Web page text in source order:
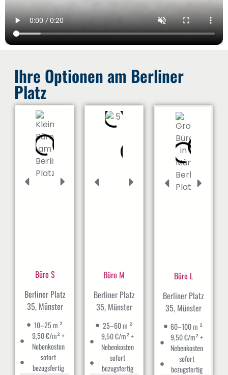
Ihre Optionen am Berliner
Platz
Büro S
Berliner Platz
35, Münster
10–25 m ²
9,50 €/m² +
Nebenkosten
sofort
bezugsfertig
Büro M
Berliner Platz
35, Münster
25–60 m ²
9,50 €/m² +
Nebenkosten
sofort
bezugsfertig
Büro L
Berliner Platz
35, Münster
60–100 m ²
9,50 €/m² +
Nebenkosten
sofort
bezugsfertig